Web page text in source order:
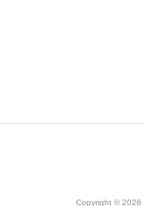
Copyright © 2026